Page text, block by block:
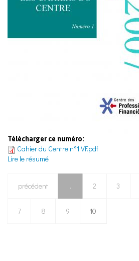
Télécharger ce numéro:
Cahier du Centre n°1 VF.pdf
Lire le résumé
précédent … 2 3
7 8 9 10